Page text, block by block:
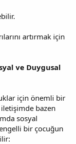
artırmak için
ve Duygusal
için önemli bir
iletişimde bazen
sosyal
bir çocuğun